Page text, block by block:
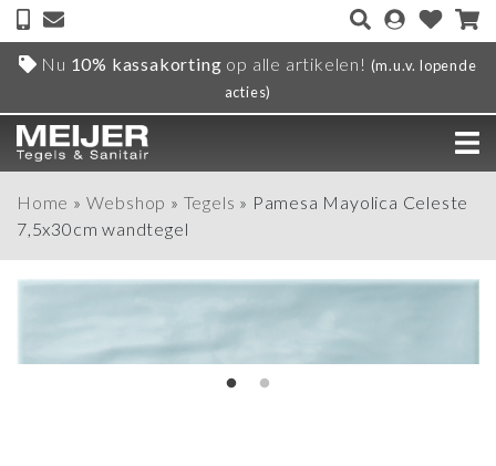
Nu 10% kassakorting op alle artikelen! (m.u.v. lopende
acties)
Home » Webshop » Tegels » Pamesa Mayolica Celeste
7,5x30cm wandtegel